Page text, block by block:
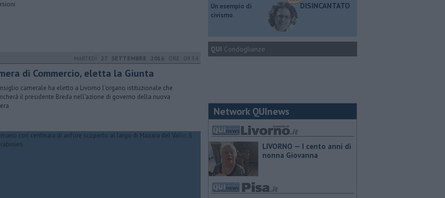
MARTEDÌ 27 SETTEMBRE 2016 ORE 09:54
di Commercio, eletta la Giunta
camerale ha eletto a Livorno l'organo istituzionale che
il presidente Breda nell'azione di governo della nuova
​Un esempio di
civismo
DISINCANTATO
QUI Condoglianze
Network QUInews
LIVORNO — I cento anni di
nonna Giovanna